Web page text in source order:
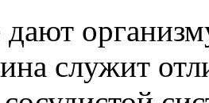
служит